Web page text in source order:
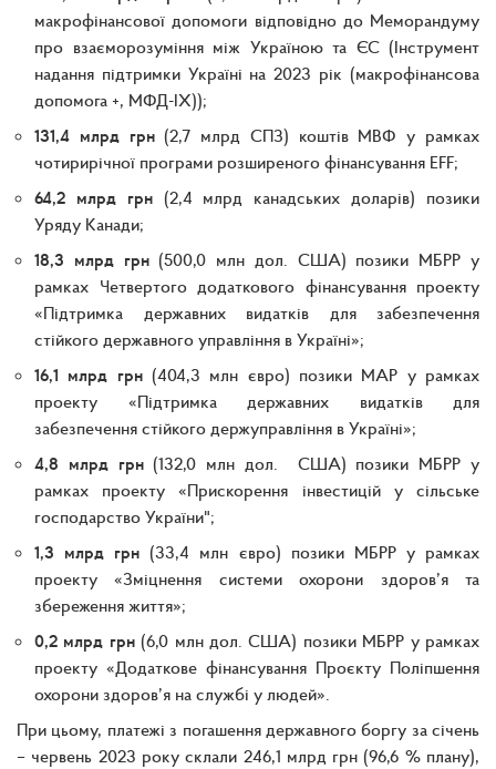
макрофінансової допомоги відповідно до Меморандуму
про взаєморозуміння між Україною та ЄС (Інструмент
надання підтримки Україні на 2023 рік (макрофінансова
допомога +, МФД-IX));
131,4 млрд грн(2,7 млрд СПЗ) коштів МВФ у рамках
чотирирічної програми розширеного фінансування EFF;
64,2 млрд грн(2,4 млрд канадських доларів) позики
Уряду Канади;
18,3 млрд грн(500,0 млн дол. США) позики МБРР у
рамках Четвертого додаткового фінансування проекту
«Підтримка державних видатків для забезпечення
стійкого державного управління в Україні»;
16,1 млрд грн(404,3 млн євро) позики МАР у рамках
проекту «Підтримка державних видатків для
забезпечення стійкого держуправління в Україні»;
4,8 млрд грн(132,0 млн дол. США) позики МБРР у
рамках проекту «Прискорення інвестицій у сільське
господарство України";
1,3 млрд грн (33,4 млн євро) позики МБРР у рамках
проекту «Зміцнення системи охорони здоров’я та
збереження життя»;
0,2 млрд грн(6,0 млн дол. США) позики МБРР у рамках
проекту «Додаткове фінансування Проєкту Поліпшення
охорони здоров’я на службі у людей».
При цьому, платежі з погашення державного боргу за січень
– червень 2023 року склали 246,1 млрд грн (96,6 % плану),